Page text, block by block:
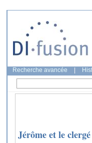
Recherche avancée
Jérôme et le